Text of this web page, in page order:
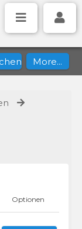
Optionen